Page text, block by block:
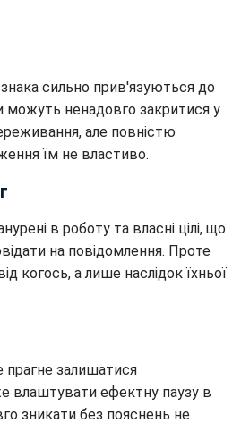
сильно прив'язуються до
можуть ненадовго закритися у
але повністю
їм не властиво.
в роботу та власні цілі, що
на повідомлення. Проте
когось, а лише наслідок їхньої
прагне залишатися
влаштувати ефектну паузу в
зникати без пояснень не